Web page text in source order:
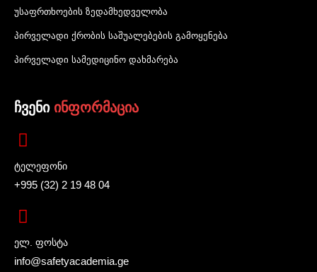
უსაფრთხოების ზედამხედველობა
პირველადი ქრობის საშუალებების გამოყენება
პირველადი სამედიცინო დახმარება
ჩვენი ინფორმაცია
ტელეფონი
+995 (32) 2 19 48 04
ელ. ფოსტა
info@safetyacademia.ge